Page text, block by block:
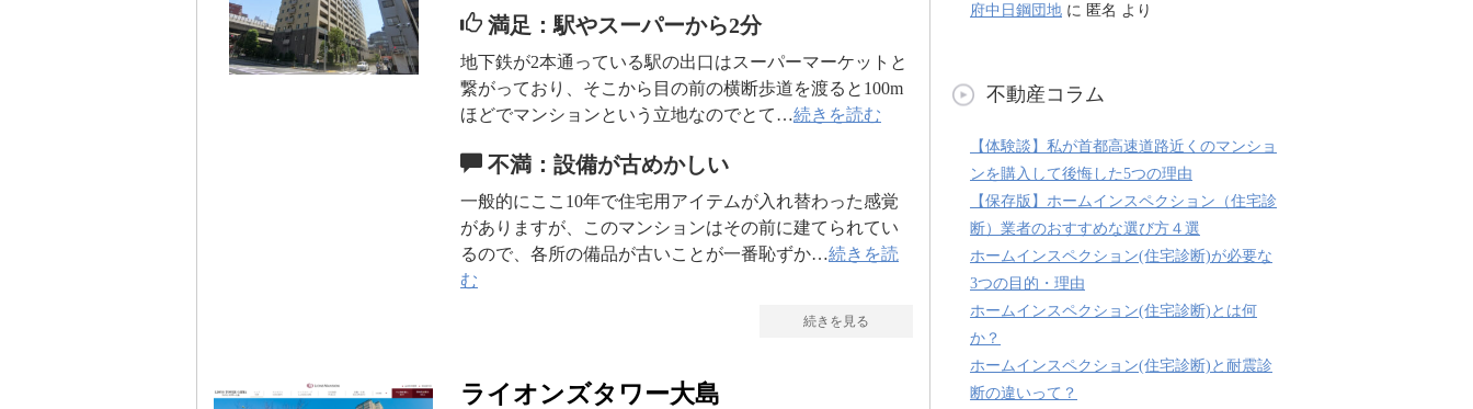
満足：駅やスーパーから2分
地下鉄が2本通っている駅の出口はスーパーマーケットと
繋がっており、そこから目の前の横断歩道を渡ると100m
ほどでマンションという立地なのでとて…続きを読む
不満：設備が古めかしい
一般的にここ10年で住宅用アイテムが入れ替わった感覚
がありますが、このマンションはその前に建てられてい
るので、各所の備品が古いことが一番恥ずか…続きを読
む
続きを見る
ライオンズタワー大島
府中日鋼団地 に 匿名 より
不動産コラム
【体験談】私が首都高速道路近くのマンショ
ンを購入して後悔した5つの理由
【保存版】ホームインスペクション（住宅診
断）業者のおすすめな選び方４選
ホームインスペクション(住宅診断)が必要な
3つの目的・理由
ホームインスペクション(住宅診断)とは何
か？
ホームインスペクション(住宅診断)と耐震診
断の違いって？